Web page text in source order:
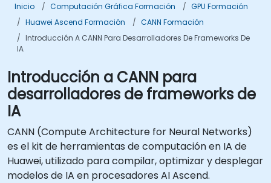
Inicio Computación Gráfica Formación
GPU Formación
Huawei Ascend Formación
CANN Formación
Introducción A CANN Para Desarrolladores De Frameworks De
IA
Introducción a CANN para
desarrolladores de frameworks de
IA
CANN (Compute Architecture for Neural Networks)
es el kit de herramientas de computación en IA de
Huawei, utilizado para compilar, optimizar y desplegar
modelos de IA en procesadores AI Ascend.